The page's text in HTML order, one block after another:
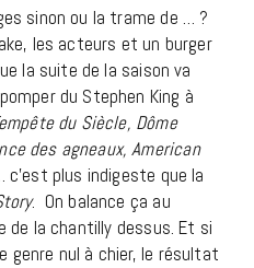
sinon ou la trame de … ?
les acteurs et un burger
la suite de la saison va
du Stephen King à
du Siècle, Dôme
des agneaux, American
. c’est plus indigeste que la
. On balance ça au
de la chantilly dessus. Et si
genre nul à chier, le résultat